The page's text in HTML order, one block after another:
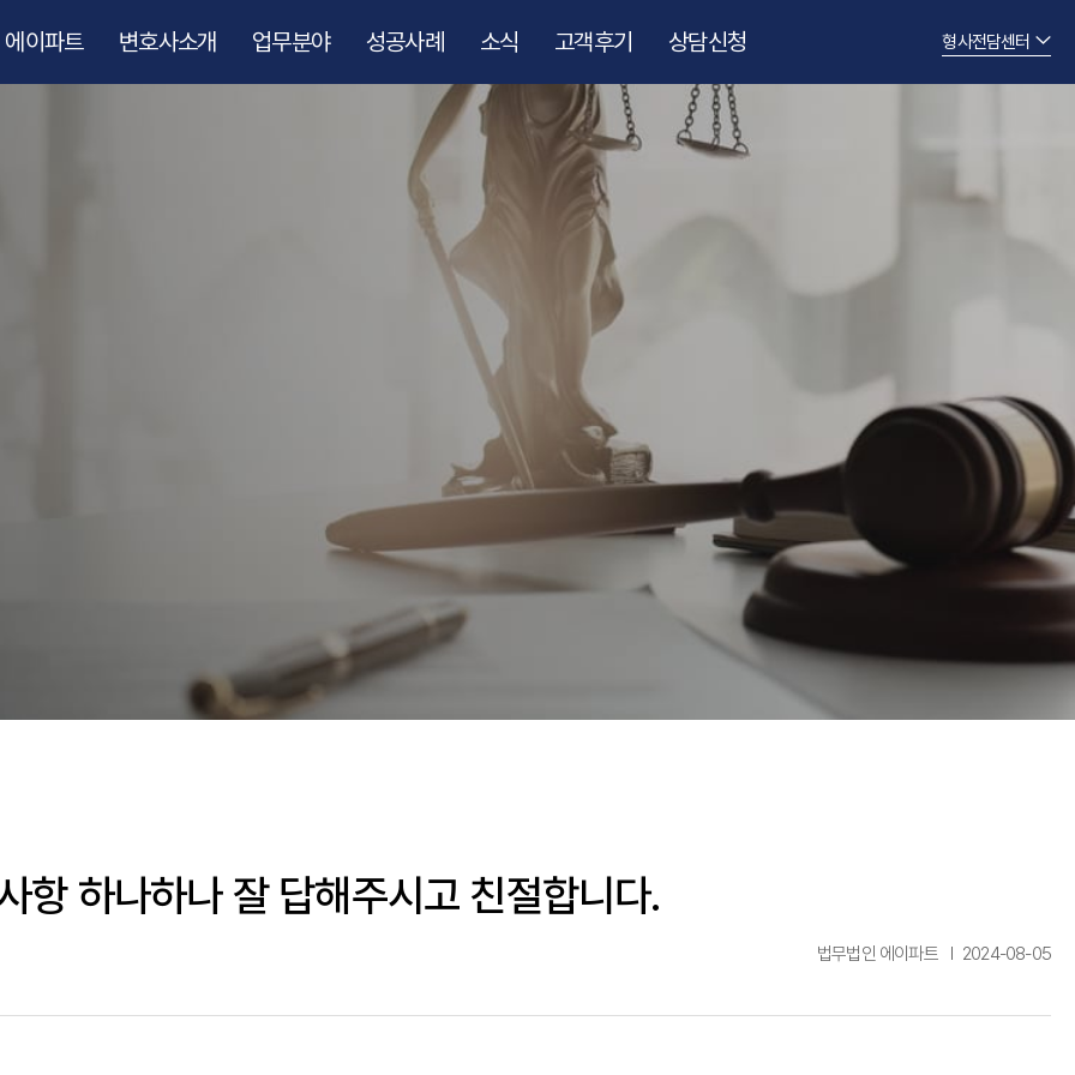
에이파트 변호사소개 업무분야 성공사례 소식 고객후기 상담신청 형사전담센터
항 하나하나 잘 답해주시고 친절합니다.
법무법인 에이파트 2024-08-05